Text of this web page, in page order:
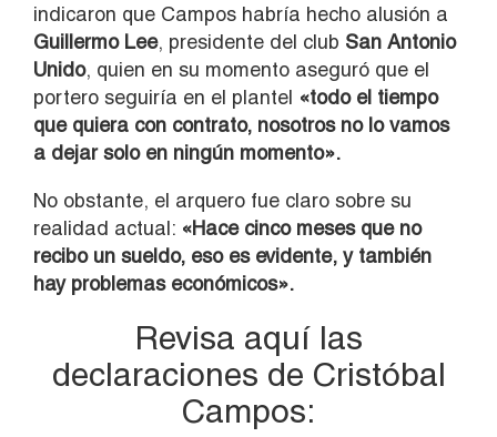
indicaron que Campos habría hecho alusión a
Guillermo Lee, presidente del club San Antonio
Unido, quien en su momento aseguró que el
portero seguiría en el plantel «todo el tiempo
que quiera con contrato, nosotros no lo vamos
a dejar solo en ningún momento».
No obstante, el arquero fue claro sobre su
realidad actual: «Hace cinco meses que no
recibo un sueldo, eso es evidente, y también
hay problemas económicos».
Revisa aquí las
declaraciones de Cristóbal
Campos: